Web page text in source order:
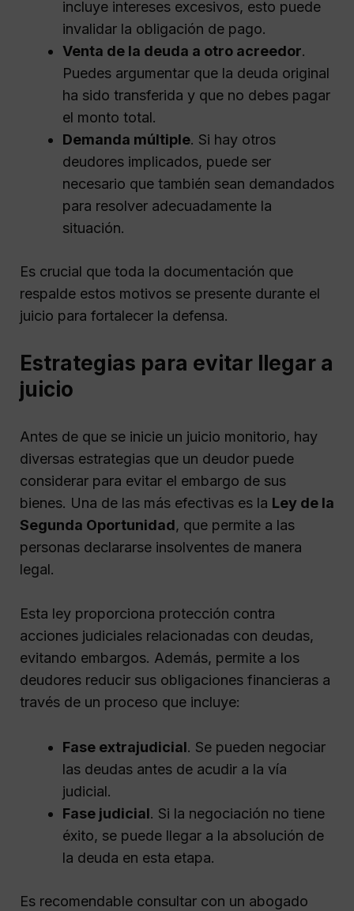
incluye intereses excesivos, esto puede
invalidar la obligación de pago.
Venta de la deuda a otro acreedor.
Puedes argumentar que la deuda original
ha sido transferida y que no debes pagar
el monto total.
Demanda múltiple. Si hay otros
deudores implicados, puede ser
necesario que también sean demandados
para resolver adecuadamente la
situación.
Es crucial que toda la documentación que
respalde estos motivos se presente durante el
juicio para fortalecer la defensa.
Estrategias para evitar llegar a
juicio
Antes de que se inicie un juicio monitorio, hay
diversas estrategias que un deudor puede
considerar para evitar el embargo de sus
bienes. Una de las más efectivas es la Ley de la
Segunda Oportunidad, que permite a las
personas declararse insolventes de manera
legal.
Esta ley proporciona protección contra
acciones judiciales relacionadas con deudas,
evitando embargos. Además, permite a los
deudores reducir sus obligaciones financieras a
través de un proceso que incluye:
Fase extrajudicial. Se pueden negociar
las deudas antes de acudir a la vía
judicial.
Fase judicial. Si la negociación no tiene
éxito, se puede llegar a la absolución de
la deuda en esta etapa.
Es recomendable consultar con un abogado